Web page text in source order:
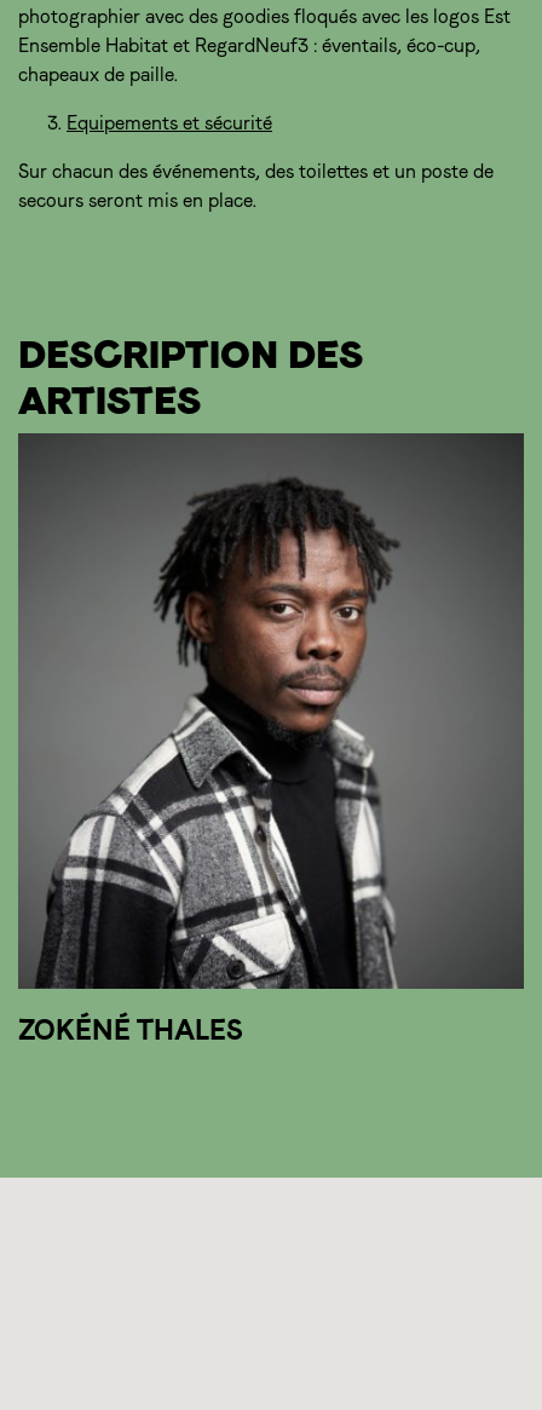
photographier avec des goodies floqués avec les logos Est
Ensemble Habitat et RegardNeuf3 : éventails, éco-cup,
chapeaux de paille.
Equipements et sécurité
Sur chacun des événements, des toilettes et un poste de
secours seront mis en place.
DESCRIPTION DES
ARTISTES
ZOKÉNÉ THALES